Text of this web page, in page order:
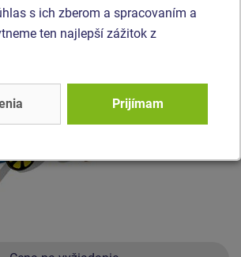
s ich zberom a spracovaním a
ten najlepší zážitok z
Prijímam